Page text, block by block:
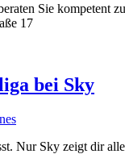
Sie kompetent
17
bei Sky
Nur Sky zeigt dir